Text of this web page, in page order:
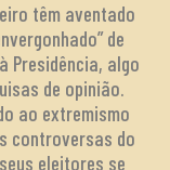
têm aventado
de
Presidência, algo
de opinião.
ao extremismo
controversas do
eleitores se